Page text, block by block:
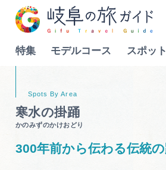
特集 モデルコース スポッ
Language
寒水の掛踊
かのみずのかけおどり
300年前から伝わる伝統の